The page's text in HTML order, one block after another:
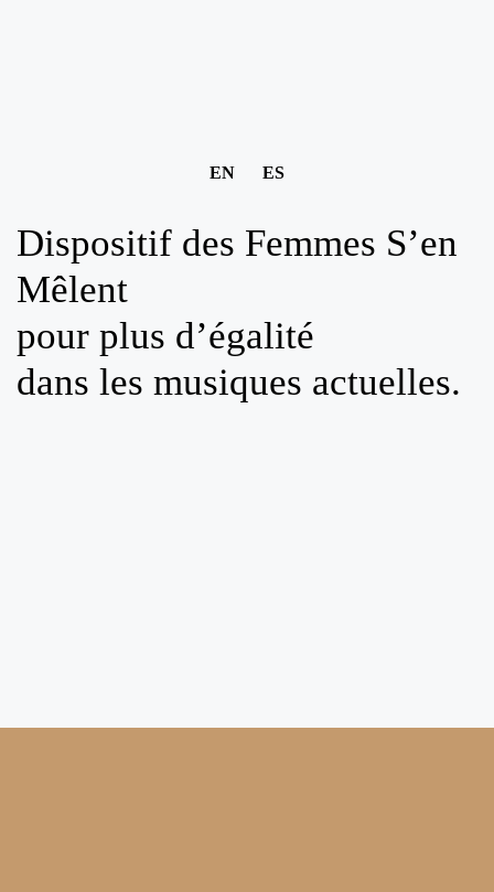
EN ES
Dispositif des Femmes S’en
Mêlent
pour plus d’égalité
dans les musiques actuelles.